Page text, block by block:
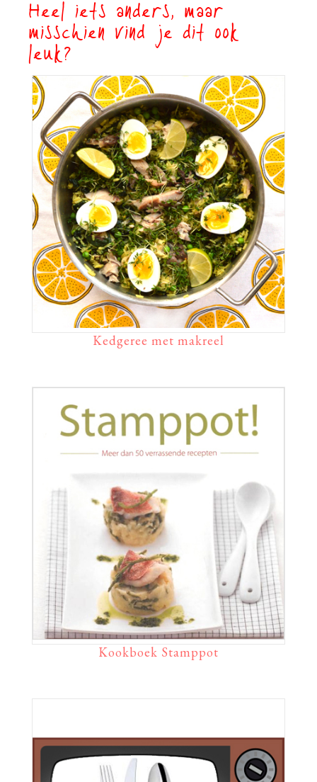
Heel iets anders, maar
misschien vind je dit ook
leuk?
Kedgeree met makreel
Kookboek Stamppot